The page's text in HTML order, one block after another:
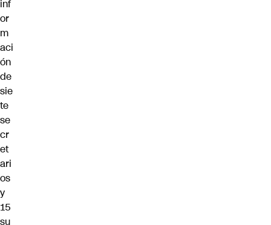
inf
or
m
aci
ón
de
sie
te
se
cr
et
ari
os
y
15
su